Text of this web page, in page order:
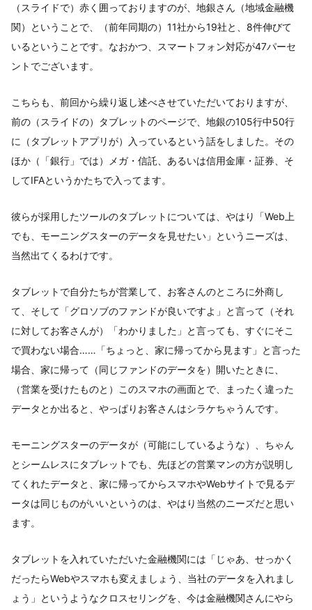
（スライドで）赤く囲っておりますのが、地銀さん（地域金融機
関）ということで、（前年同期の）11社から19社と、8件伸びて
いるということです。なおかつ、スマートフォン対応が47パーセ
ントでございます。
こちらも、前回から繰り返し述べさせていただいておりますが、
前の（スライドの）タブレットのページで、地銀の105行中50行
に（タブレットアプリが）入っているという話をしました。その
ほか（「銀行」では）メガ・信託、あるいは信用金庫・証券、そ
してIFAというかたちで入ってます。
彼らが採用したツールのタブレットについては、やはり「Web上
でも、モーニングスターのデータを見せたい」というニーズは、
当然出てくるわけです。
タブレットで自分たちが営業して、お客さんのところに外商し
て、そして「グロソブのファンドが良いですよ」と言って（それ
に対してお客さんが）「わかりました」と言っても、すぐにそこ
で買わない場合……「ちょっと、家に帰ってから見ます」と言った
場合、家に帰って（同じファンドのデータを）開いたときに、
（営業を受けたものと）このスマホの画面とで、まったく違った
データとか出ると、やっぱりお客さんはシラケちゃうんです。
モーニングスターのデータが（可能にしているような）、ちゃん
とシームレスにタブレットでも、先ほどの営業マンの方が説明し
てくれたデータと、家に帰ってからスマホやWebサイトで見るデ
ータは同じものがいいというのは、やはり当然のニーズだと思い
ます。
タブレットを入れていただいた金融機関には「じゃあ、せっかく
だったらWebやスマホも変えましょう、当社のデータを入れまし
ょう」というようなクロスセリングを、今は金融機関さんにやら